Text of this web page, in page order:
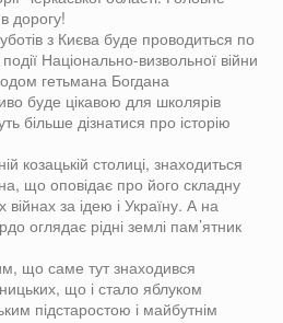
дорогу!
з Києва буде проводиться по
Національно-визвольної війни
гетьмана Богдана
буде цікавою для школярів
більше дізнатися про історію
козацькій столиці, знаходиться
що оповідає про його складну
війнах за ідею і Україну. А на
оглядає рідні землі пам’ятник
що саме тут знаходився
що і стало яблуком
підстаростою і майбутнім